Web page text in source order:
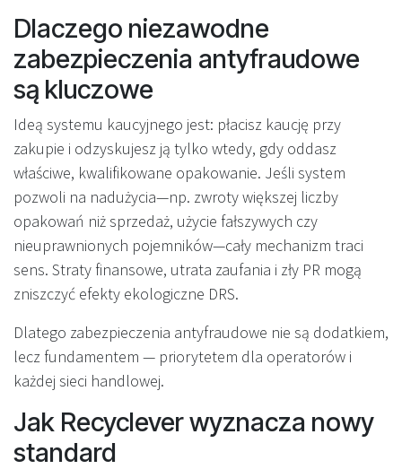
Dlaczego niezawodne
zabezpieczenia antyfraudowe
są kluczowe
Ideą systemu kaucyjnego jest: płacisz kaucję przy
zakupie i odzyskujesz ją tylko wtedy, gdy oddasz
właściwe, kwalifikowane opakowanie. Jeśli system
pozwoli na nadużycia—np. zwroty większej liczby
opakowań niż sprzedaż, użycie fałszywych czy
nieuprawnionych pojemników—cały mechanizm traci
sens. Straty finansowe, utrata zaufania i zły PR mogą
zniszczyć efekty ekologiczne DRS.
Dlatego zabezpieczenia antyfraudowe nie są dodatkiem,
lecz fundamentem — priorytetem dla operatorów i
każdej sieci handlowej.
Jak Recyclever wyznacza nowy
standard